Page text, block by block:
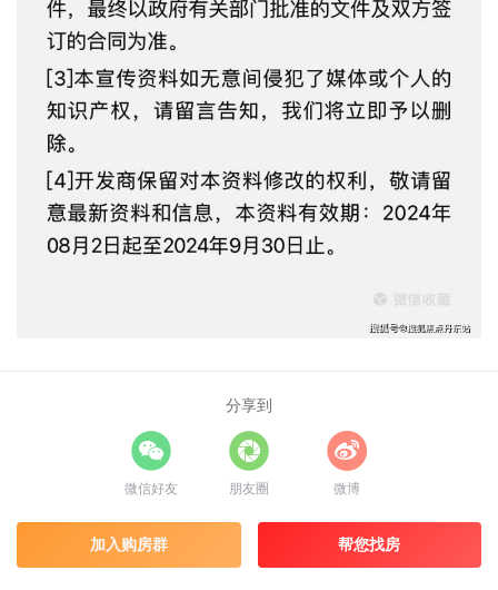
分享到
微信好友 朋友圈 微博
为您推荐
加入购房群 帮您找房